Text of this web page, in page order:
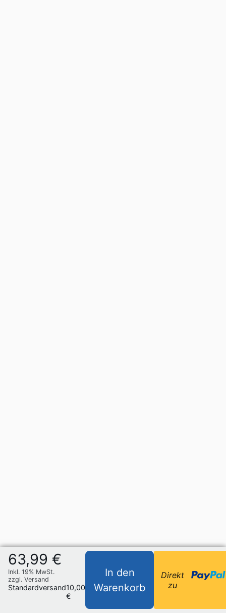
63,99 €
Inkl. 19% MwSt.
zzgl. Versand
Standardversand10,00
€
In den
Warenkorb
Direkt
zu